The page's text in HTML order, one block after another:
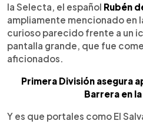
la Selecta, el español Rubén
ampliamente mencionado en
curioso parecido frente a un
pantalla grande, que fue
aficionados.
Primera División asegura
Barrera en
Y es que portales como El